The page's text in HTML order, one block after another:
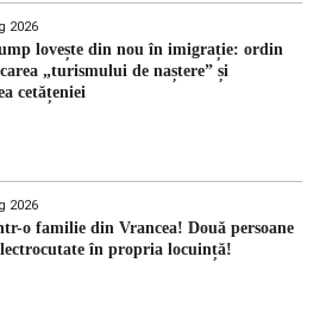
2026
lovește din nou în imigrație: ordin
„turismului de naștere” și
cetățeniei
2026
o familie din Vrancea! Două persoane
în propria locuință!